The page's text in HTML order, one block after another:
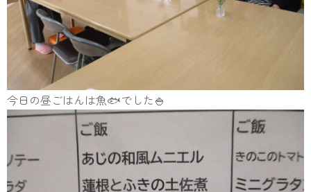
今日の昼ごはんは魚🐟でした🍚